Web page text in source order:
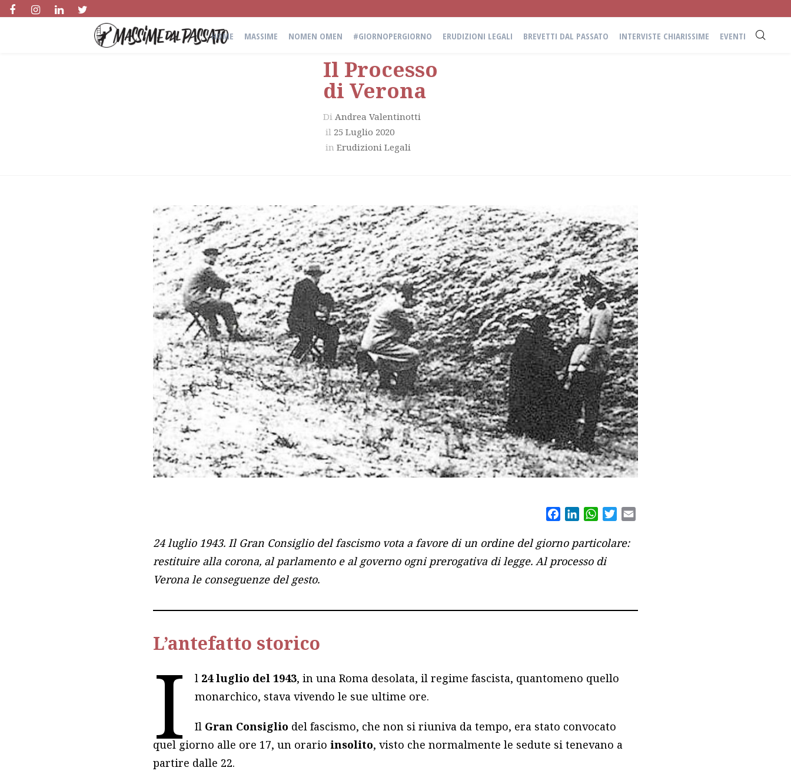
HOME MASSIME NOMEN OMEN #GIORNOPERGIORNO ERUDIZIONI LEGALI BREVETTI DAL PASSATO INTERVISTE CHIARISSIME EVENTI
Il Processo
di Verona
Di Andrea Valentinotti
il 25 Luglio 2020
in Erudizioni Legali
FacebookLinkedInWhatsApp
Twitter
24 luglio 1943. Il Gran Consiglio del fascismo vota a favore di un ordine del giorno particolare:
restituire alla corona, al parlamento e al governo ogni prerogativa di legge. Al processo di
Verona le conseguenze del gesto.
L’antefatto storico
I l 24 luglio del 1943, in una Roma desolata, il regime fascista, quantomeno quello
monarchico, stava vivendo le sue ultime ore.
Il Gran Consiglio del fascismo, che non si riuniva da tempo, era stato convocato
quel giorno alle ore 17, un orarioinsolito, visto che normalmente le sedute si tenevano a
partire dalle 22.